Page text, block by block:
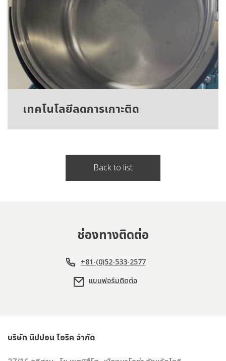
เทคโนโลยีลดการเกาะติด
Back to list
ช่องทางติดต่อ
+81-(0)52-533-2577
แบบฟอร์มติดต่อ
บริษัท นิปปอน ไอริค จำกัด